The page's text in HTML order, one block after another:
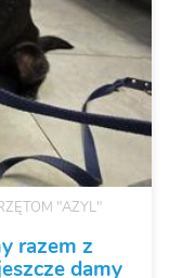
"AZYL"
razem z
damy